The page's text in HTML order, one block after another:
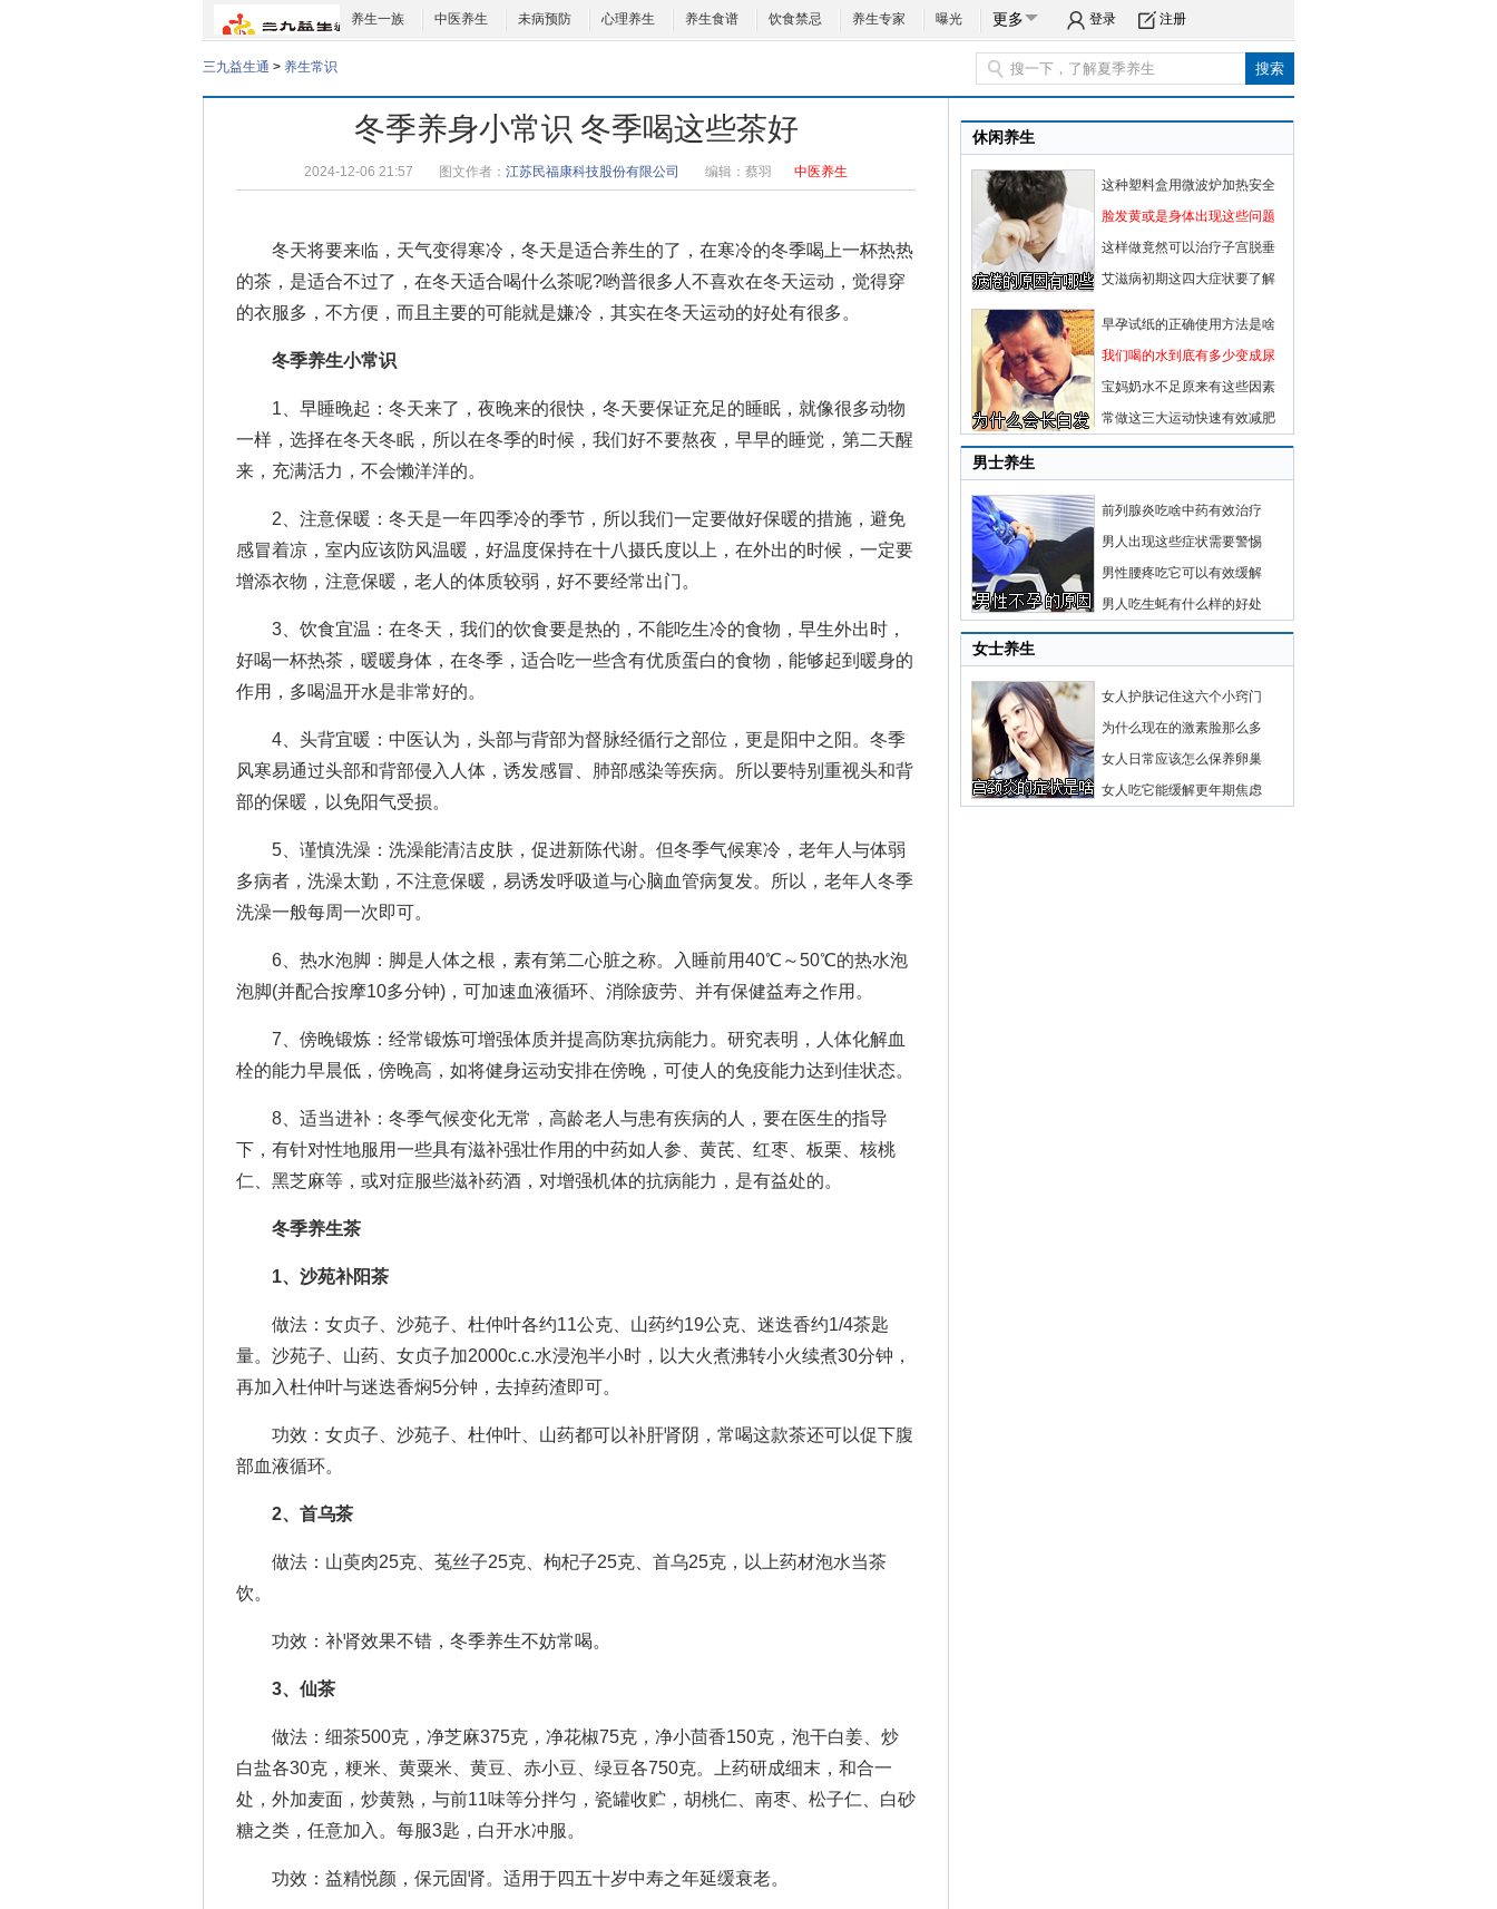
养生一族 中医养生 未病预防 心理养生 养生食谱 饮食禁忌 养生专家 曝光 更多 登录 注册
三九益生通 > 养生常识
冬季养身小常识 冬季喝这些茶好
2024-12-06 21:57 图文作者： 江苏民福康科技股份有限公司 编辑： 蔡羽 中医养生
冬天将要来临，天气变得寒冷，冬天是适合养生的了，在寒冷的冬季喝上一杯热热
的茶，是适合不过了，在冬天适合喝什么茶呢?哟普很多人不喜欢在冬天运动，觉得穿
的衣服多，不方便，而且主要的可能就是嫌冷，其实在冬天运动的好处有很多。
冬季养生小常识
1、早睡晚起：冬天来了，夜晚来的很快，冬天要保证充足的睡眠，就像很多动物
一样，选择在冬天冬眠，所以在冬季的时候，我们好不要熬夜，早早的睡觉，第二天醒
来，充满活力，不会懒洋洋的。
2、注意保暖：冬天是一年四季冷的季节，所以我们一定要做好保暖的措施，避免
感冒着凉，室内应该防风温暖，好温度保持在十八摄氏度以上，在外出的时候，一定要
增添衣物，注意保暖，老人的体质较弱，好不要经常出门。
3、饮食宜温：在冬天，我们的饮食要是热的，不能吃生冷的食物，早生外出时，
好喝一杯热茶，暖暖身体，在冬季，适合吃一些含有优质蛋白的食物，能够起到暖身的
作用，多喝温开水是非常好的。
4、头背宜暖：中医认为，头部与背部为督脉经循行之部位，更是阳中之阳。冬季
风寒易通过头部和背部侵入人体，诱发感冒、肺部感染等疾病。所以要特别重视头和背
部的保暖，以免阳气受损。
5、谨慎洗澡：洗澡能清洁皮肤，促进新陈代谢。但冬季气候寒冷，老年人与体弱
多病者，洗澡太勤，不注意保暖，易诱发呼吸道与心脑血管病复发。所以，老年人冬季
洗澡一般每周一次即可。
6、热水泡脚：脚是人体之根，素有第二心脏之称。入睡前用40℃～50℃的热水泡
泡脚(并配合按摩10多分钟)，可加速血液循环、消除疲劳、并有保健益寿之作用。
7、傍晚锻炼：经常锻炼可增强体质并提高防寒抗病能力。研究表明，人体化解血
栓的能力早晨低，傍晚高，如将健身运动安排在傍晚，可使人的免疫能力达到佳状态。
8、适当进补：冬季气候变化无常，高龄老人与患有疾病的人，要在医生的指导
下，有针对性地服用一些具有滋补强壮作用的中药如人参、黄芪、红枣、板栗、核桃
仁、黑芝麻等，或对症服些滋补药酒，对增强机体的抗病能力，是有益处的。
冬季养生茶
1、沙苑补阳茶
做法：女贞子、沙苑子、杜仲叶各约11公克、山药约19公克、迷迭香约1/4茶匙
量。沙苑子、山药、女贞子加2000c.c.水浸泡半小时，以大火煮沸转小火续煮30分钟，
再加入杜仲叶与迷迭香焖5分钟，去掉药渣即可。
功效：女贞子、沙苑子、杜仲叶、山药都可以补肝肾阴，常喝这款茶还可以促下腹
部血液循环。
2、首乌茶
做法：山萸肉25克、菟丝子25克、枸杞子25克、首乌25克，以上药材泡水当茶
饮。
功效：补肾效果不错，冬季养生不妨常喝。
3、仙茶
做法：细茶500克，净芝麻375克，净花椒75克，净小茴香150克，泡干白姜、炒
白盐各30克，粳米、黄粟米、黄豆、赤小豆、绿豆各750克。上药研成细末，和合一
处，外加麦面，炒黄熟，与前11味等分拌匀，瓷罐收贮，胡桃仁、南枣、松子仁、白砂
糖之类，任意加入。每服3匙，白开水冲服。
功效：益精悦颜，保元固肾。适用于四五十岁中寿之年延缓衰老。
休闲养生
这种塑料盒用微波炉加热安全
脸发黄或是身体出现这些问题
这样做竟然可以治疗子宫脱垂
艾滋病初期这四大症状要了解
早孕试纸的正确使用方法是啥
我们喝的水到底有多少变成尿
宝妈奶水不足原来有这些因素
常做这三大运动快速有效减肥
男士养生
前列腺炎吃啥中药有效治疗
男人出现这些症状需要警惕
男性腰疼吃它可以有效缓解
男人吃生蚝有什么样的好处
女士养生
女人护肤记住这六个小窍门
为什么现在的激素脸那么多
女人日常应该怎么保养卵巢
女人吃它能缓解更年期焦虑